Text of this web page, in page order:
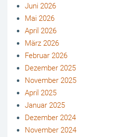
Juni 2026
Mai 2026
April 2026
März 2026
Februar 2026
Dezember 2025
November 2025
April 2025
Januar 2025
Dezember 2024
November 2024